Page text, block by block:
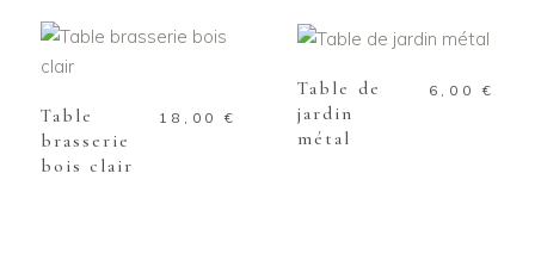
AJOUTER AU
Table
brasserie
bois clair
18,00€
PANIER
Table de
jardin
métal
6,00 €